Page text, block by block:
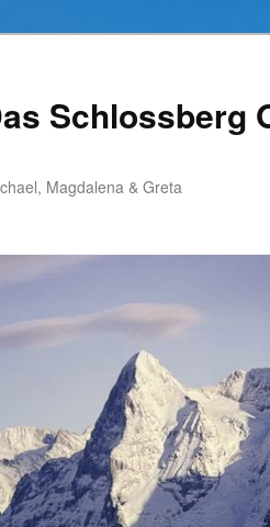
Schlossberg
Magdalena & Greta